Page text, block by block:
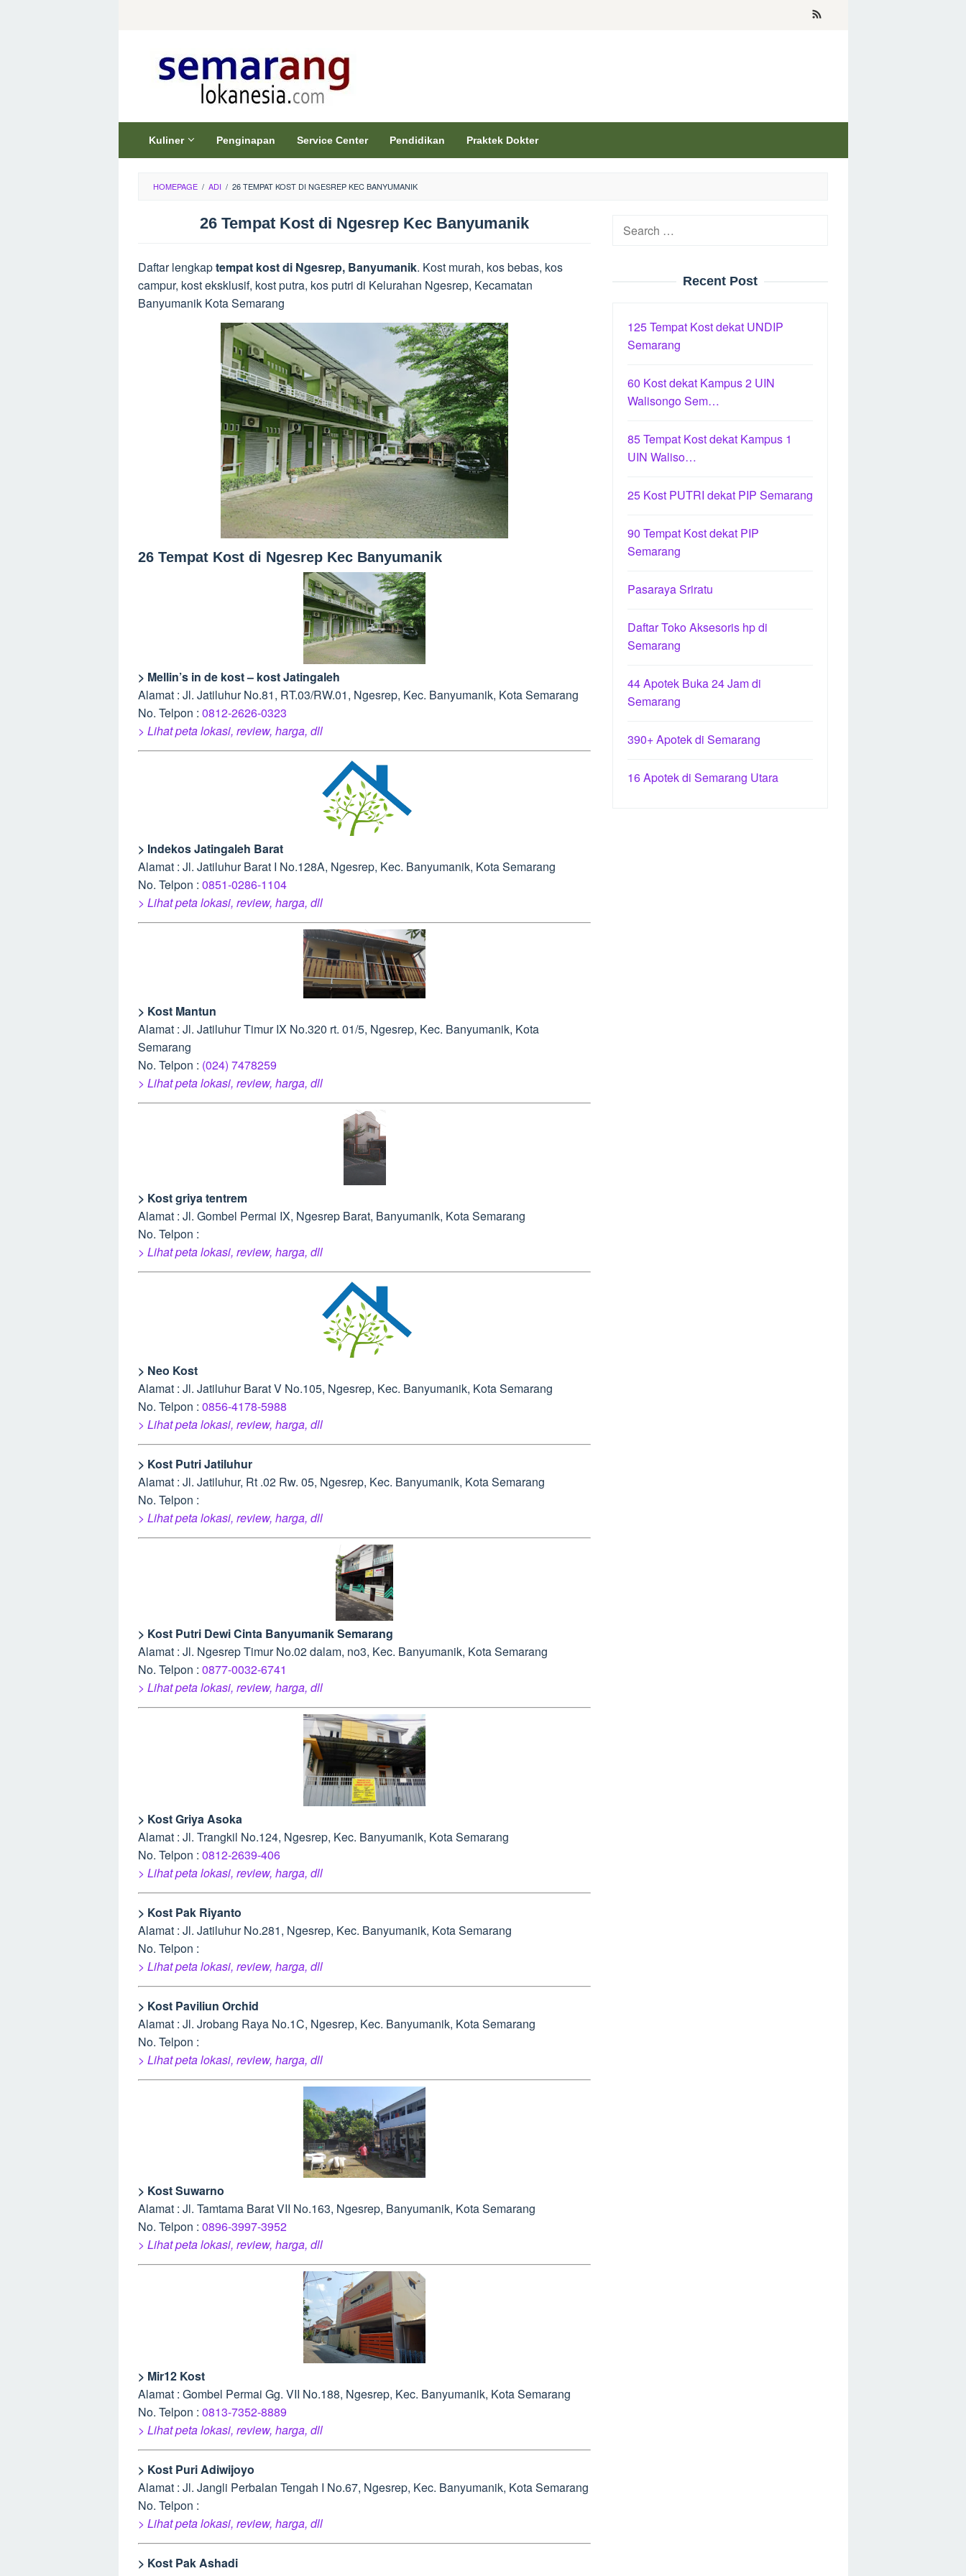
Kuliner Penginapan Service Center Pendidikan Praktek Dokter
HOMEPAGE / ADI / 26 TEMPAT KOST DI NGESREP KEC BANYUMANIK
26 Tempat Kost di Ngesrep Kec Banyumanik
Daftar lengkaptempat kost di Ngesrep, Banyumanik. Kost murah, kos bebas, kos
campur, kost eksklusif, kost putra, kos putri di Kelurahan Ngesrep, Kecamatan
Banyumanik Kota Semarang
26 Tempat Kost di Ngesrep Kec Banyumanik
> Mellin’s in de kost – kost Jatingaleh
Alamat : Jl. Jatiluhur No.81, RT.03/RW.01, Ngesrep, Kec. Banyumanik, Kota Semarang
No. Telpon : 0812-2626-0323
> Lihat peta lokasi, review, harga, dll
> Indekos Jatingaleh Barat
Alamat : Jl. Jatiluhur Barat I No.128A, Ngesrep, Kec. Banyumanik, Kota Semarang
No. Telpon : 0851-0286-1104
> Lihat peta lokasi, review, harga, dll
> Kost Mantun
Alamat : Jl. Jatiluhur Timur IX No.320 rt. 01/5, Ngesrep, Kec. Banyumanik, Kota
Semarang
No. Telpon : (024) 7478259
> Lihat peta lokasi, review, harga, dll
> Kost griya tentrem
Alamat : Jl. Gombel Permai IX, Ngesrep Barat, Banyumanik, Kota Semarang
No. Telpon :
> Lihat peta lokasi, review, harga, dll
> Neo Kost
Alamat : Jl. Jatiluhur Barat V No.105, Ngesrep, Kec. Banyumanik, Kota Semarang
No. Telpon : 0856-4178-5988
> Lihat peta lokasi, review, harga, dll
> Kost Putri Jatiluhur
Alamat : Jl. Jatiluhur, Rt .02 Rw. 05, Ngesrep, Kec. Banyumanik, Kota Semarang
No. Telpon :
> Lihat peta lokasi, review, harga, dll
> Kost Putri Dewi Cinta Banyumanik Semarang
Alamat : Jl. Ngesrep Timur No.02 dalam, no3, Kec. Banyumanik, Kota Semarang
No. Telpon : 0877-0032-6741
> Lihat peta lokasi, review, harga, dll
> Kost Griya Asoka
Alamat : Jl. Trangkil No.124, Ngesrep, Kec. Banyumanik, Kota Semarang
No. Telpon : 0812-2639-406
> Lihat peta lokasi, review, harga, dll
> Kost Pak Riyanto
Alamat : Jl. Jatiluhur No.281, Ngesrep, Kec. Banyumanik, Kota Semarang
No. Telpon :
> Lihat peta lokasi, review, harga, dll
> Kost Paviliun Orchid
Alamat : Jl. Jrobang Raya No.1C, Ngesrep, Kec. Banyumanik, Kota Semarang
No. Telpon :
> Lihat peta lokasi, review, harga, dll
> Kost Suwarno
Alamat : Jl. Tamtama Barat VII No.163, Ngesrep, Banyumanik, Kota Semarang
No. Telpon : 0896-3997-3952
> Lihat peta lokasi, review, harga, dll
> Mir12 Kost
Alamat : Gombel Permai Gg. VII No.188, Ngesrep, Kec. Banyumanik, Kota Semarang
No. Telpon : 0813-7352-8889
> Lihat peta lokasi, review, harga, dll
> Kost Puri Adiwijoyo
Alamat : Jl. Jangli Perbalan Tengah I No.67, Ngesrep, Kec. Banyumanik, Kota Semarang
No. Telpon :
> Lihat peta lokasi, review, harga, dll
> Kost Pak Ashadi
Search
Recent Post
125 Tempat Kost dekat UNDIP
Semarang
60 Kost dekat Kampus 2 UIN
Walisongo Sem…
85 Tempat Kost dekat Kampus 1
UIN Waliso…
25 Kost PUTRI dekat PIP Semarang
90 Tempat Kost dekat PIP
Semarang
Pasaraya Sriratu
Daftar Toko Aksesoris hp di
Semarang
44 Apotek Buka 24 Jam di
Semarang
390+ Apotek di Semarang
16 Apotek di Semarang Utara